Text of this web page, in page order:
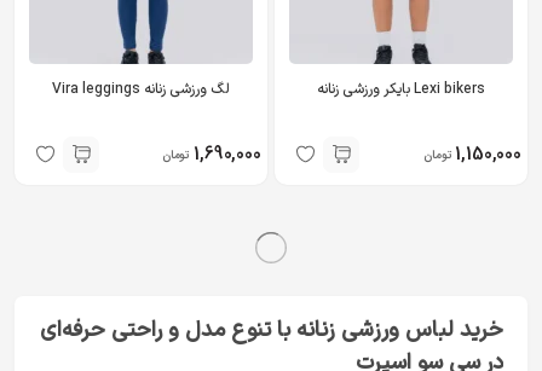
Lexi bikers بایکر ورزشی زنانه
1,150,000 تومان
لگ ورزشی زنانه Vira leggings
1,690,000 تومان
خرید لباس ورزشی زنانه با تنوع مدل و راحتی حرفه‌ای
در سی سو اسپرت